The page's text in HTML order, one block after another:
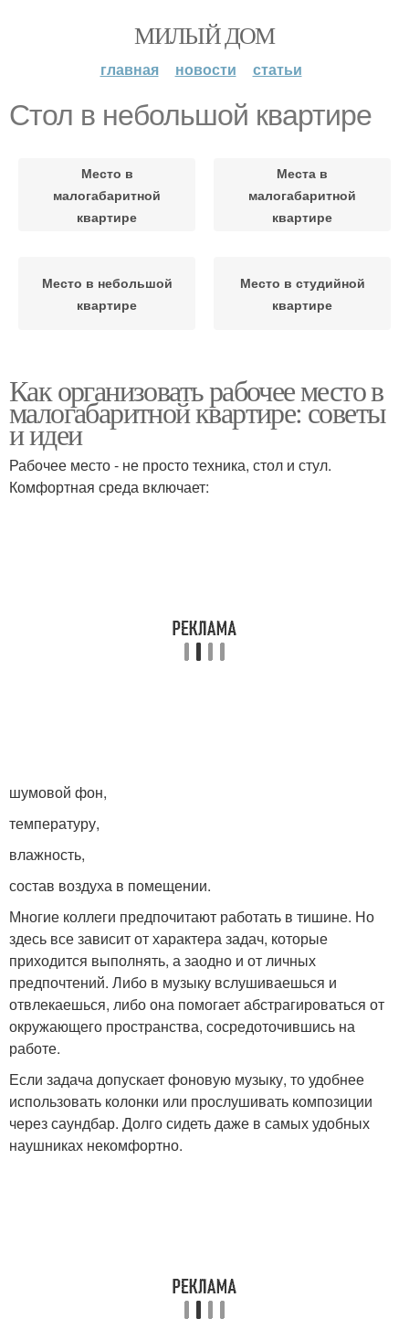
МИЛЫЙ ДОМ
главная новости статьи
Стол в небольшой квартире
Место в
малогабаритной
квартире
Места в
малогабаритной
квартире
Место в небольшой
квартире
Место в студийной
квартире
Как организовать рабочее место в
малогабаритной квартире: советы
и идеи
Рабочее место - не просто техника, стол и стул.
Комфортная среда включает:
шумовой фон,
температуру,
влажность,
состав воздуха в помещении.
Многие коллеги предпочитают работать в тишине. Но
здесь все зависит от характера задач, которые
приходится выполнять, а заодно и от личных
предпочтений. Либо в музыку вслушиваешься и
отвлекаешься, либо она помогает абстрагироваться от
окружающего пространства, сосредоточившись на
работе.
Если задача допускает фоновую музыку, то удобнее
использовать колонки или прослушивать композиции
через саундбар. Долго сидеть даже в самых удобных
наушниках некомфортно.